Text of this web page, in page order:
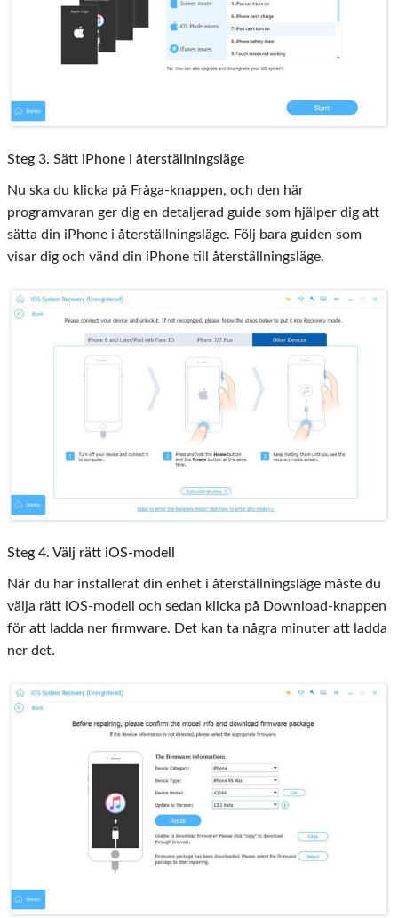
Steg 3. Sätt iPhone i återställningsläge
Nu ska du klicka på Fråga-knappen, och den här
programvaran ger dig en detaljerad guide som hjälper dig att
sätta din iPhone i återställningsläge. Följ bara guiden som
visar dig och vänd din iPhone till återställningsläge.
Steg 4. Välj rätt iOS-modell
När du har installerat din enhet i återställningsläge måste du
välja rätt iOS-modell och sedan klicka på Download-knappen
för att ladda ner firmware. Det kan ta några minuter att ladda
ner det.